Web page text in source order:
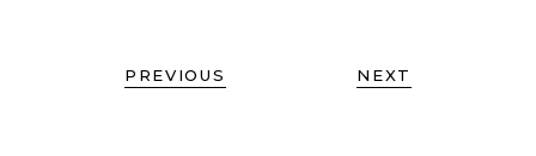
PREVIOUS NEXT